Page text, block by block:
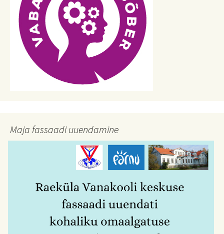
Maja fassaadi uuendamine